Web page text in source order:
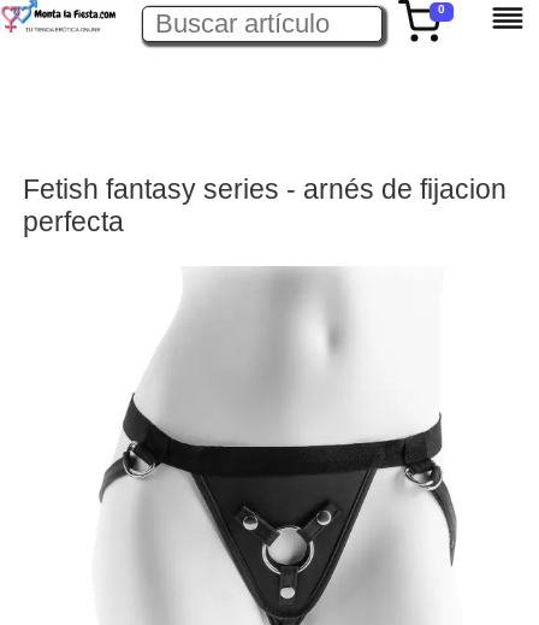
0
Fetish fantasy series - arnés de fijacion
perfecta